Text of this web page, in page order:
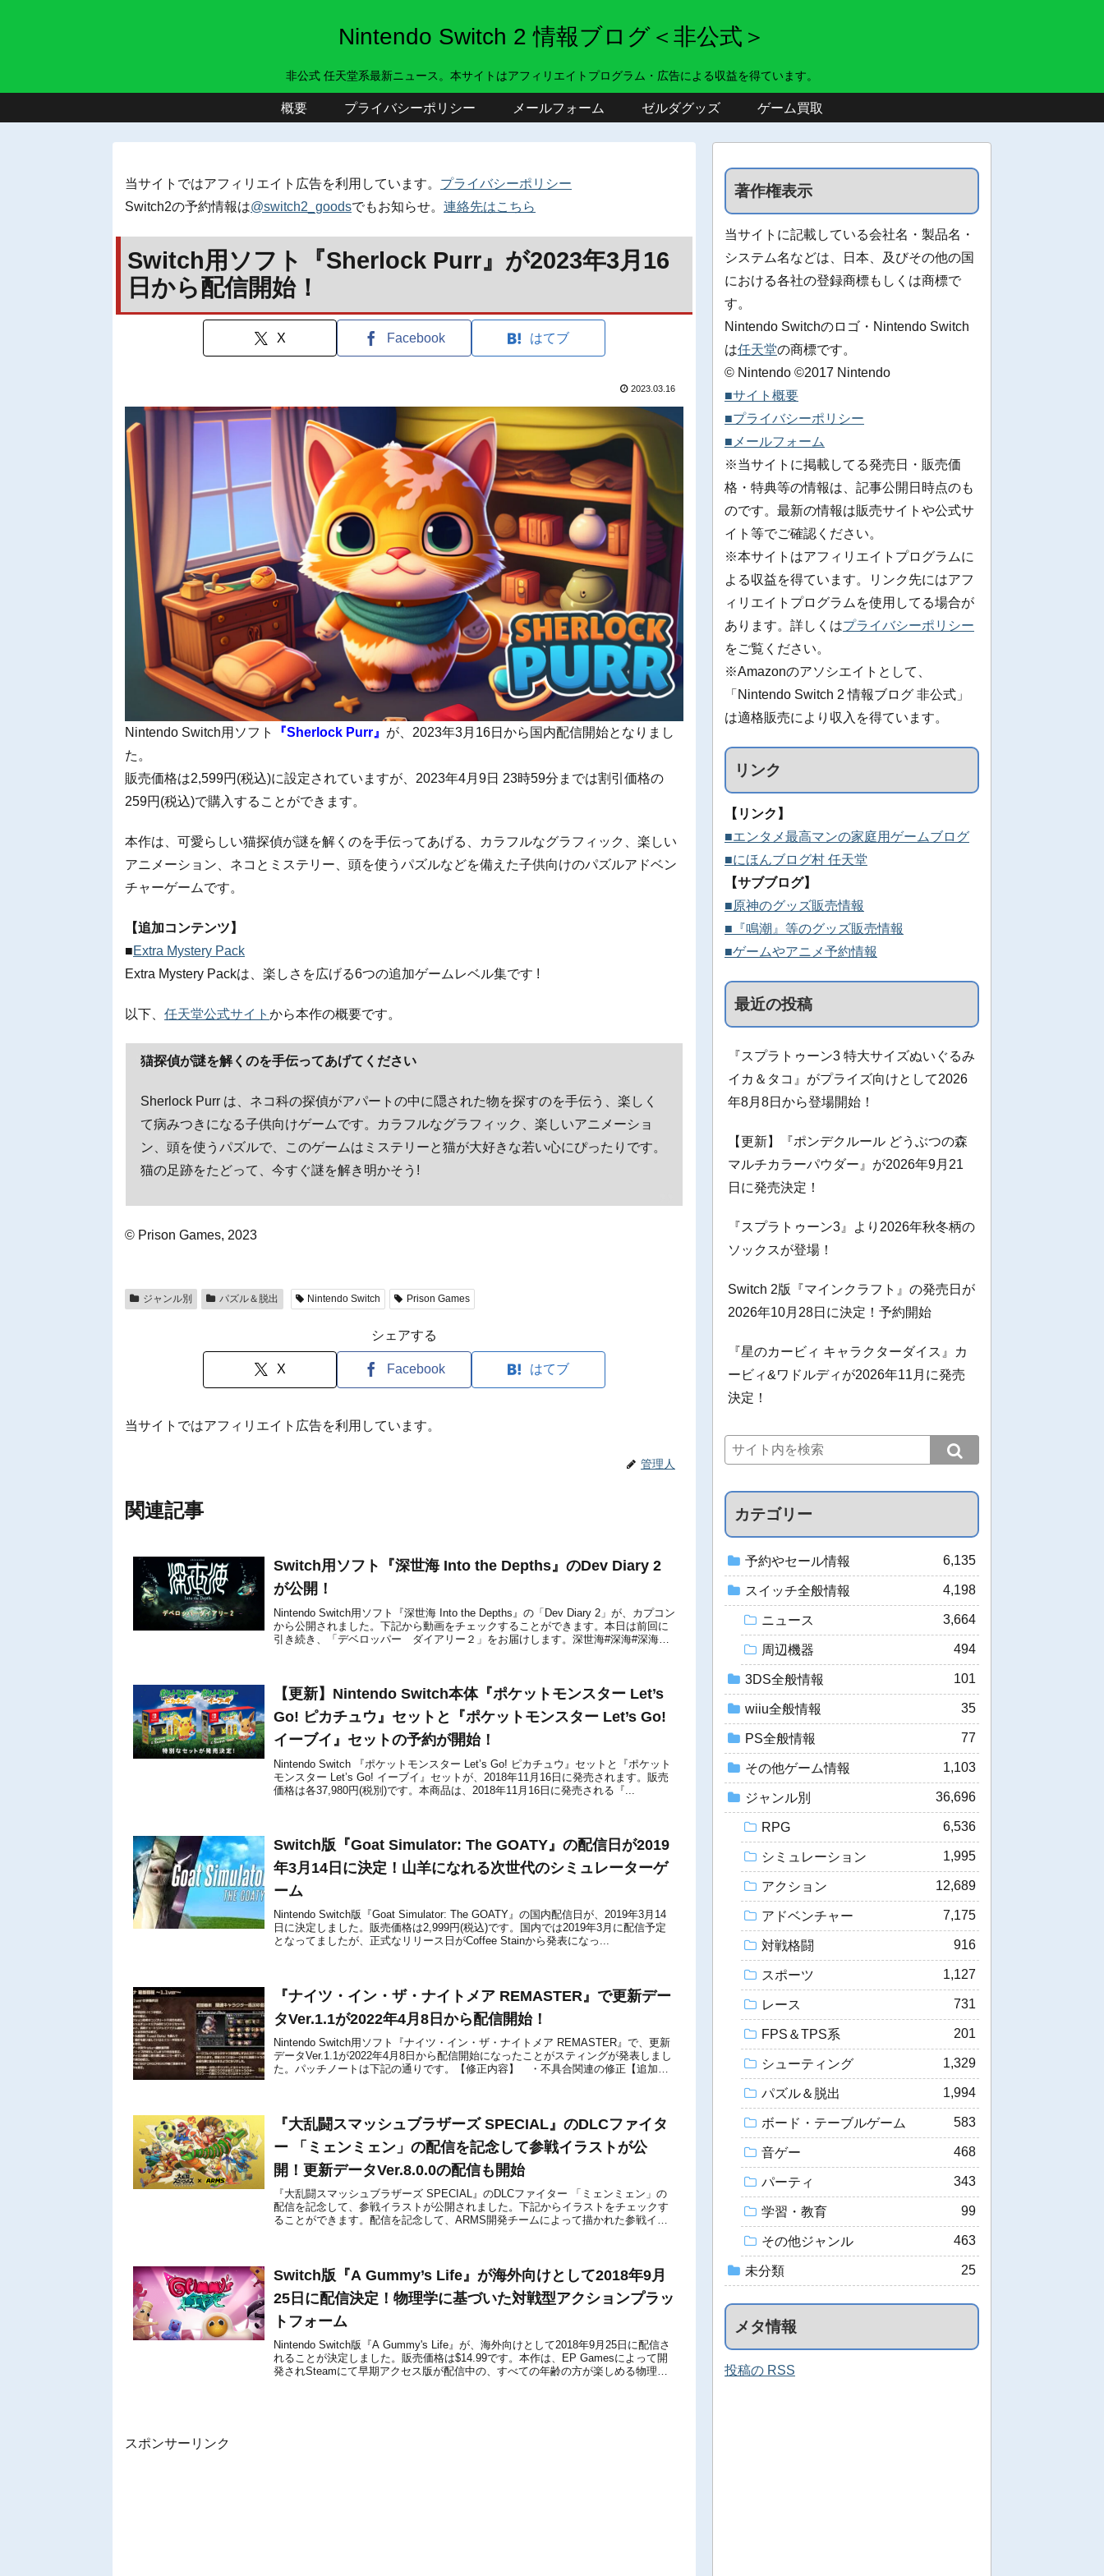
Nintendo Switch 2 情報ブログ＜非公式＞
非公式 任天堂系最新ニュース。本サイトはアフィリエイトプログラム・広告による収益を得ています。
概要 プライバシーポリシー メールフォーム ゼルダグッズ ゲーム買取
当サイトではアフィリエイト広告を利用しています。 プライバシーポリシー
Switch2の予約情報は@switch2_goodsでもお知らせ。 連絡先はこちら
Switch用ソフト『Sherlock Purr』が2023年3月16
日から配信開始！
X Facebook はてブ
2023.03.16
Nintendo Switch用ソフト 『Sherlock Purr』 が、2023年3月16日から国内配信開始となりまし
た。
販売価格は2,599円(税込)に設定されていますが、2023年4月9日 23時59分までは割引価格の
259円(税込)で購入することができます。
本作は、可愛らしい猫探偵が謎を解くのを手伝ってあげる、カラフルなグラフィック、楽しい
アニメーション、ネコとミステリー、頭を使うパズルなどを備えた子供向けのパズルアドベン
チャーゲームです。
【追加コンテンツ】
■Extra Mystery Pack
Extra Mystery Packは、楽しさを広げる6つの追加ゲームレベル集です !
以下、 任天堂公式サイト から本作の概要です。
猫探偵が謎を解くのを手伝ってあげてください
Sherlock Purr は、ネコ科の探偵がアパートの中に隠された物を探すのを手伝う、楽しく
て病みつきになる子供向けゲームです。カラフルなグラフィック、楽しいアニメーショ
ン、頭を使うパズルで、このゲームはミステリーと猫が大好きな若い心にぴったりです。
猫の足跡をたどって、今すぐ謎を解き明かそう!
© Prison Games, 2023
ジャンル別 パズル＆脱出 Nintendo Switch Prison Games
シェアする
X Facebook はてブ
当サイトではアフィリエイト広告を利用しています。
管理人
関連記事
Switch用ソフト『深世海 Into the Depths』のDev Diary 2
が公開！
Nintendo Switch用ソフト『深世海 Into the Depths』の「Dev Diary 2」が、カプコン
から公開されました。下記から動画をチェックすることができます。本日は前回に
引き続き、「デベロッパー ダイアリー２」をお届けします。深世海#深海#深海魚
【更新】Nintendo Switch本体『ポケットモンスター Let’s
Go! ピカチュウ』セットと『ポケットモンスター Let’s Go!
イーブイ』セットの予約が開始！
Nintendo Switch 『ポケットモンスター Let’s Go! ピカチュウ』セットと『ポケット
モンスター Let’s Go! イーブイ』セットが、2018年11月16日に発売されます。販売
価格は各37,980円(税別)です。本商品は、2018年11月16日に発売される『...
Switch版『Goat Simulator: The GOATY』の配信日が2019
年3月14日に決定！山羊になれる次世代のシミュレーターゲ
ーム
Nintendo Switch版『Goat Simulator: The GOATY』の国内配信日が、2019年3月14
日に決定しました。販売価格は2,999円(税込)です。国内では2019年3月に配信予定
となってましたが、正式なリリース日がCoffee Stainから発表になっ...
『ナイツ・イン・ザ・ナイトメア REMASTER』で更新デー
タVer.1.1が2022年4月8日から配信開始！
Nintendo Switch用ソフト『ナイツ・イン・ザ・ナイトメア REMASTER』で、更新
データVer.1.1が2022年4月8日から配信開始になったことがスティングが発表しまし
た。パッチノートは下記の通りです。【修正内容】 ・不具合関連の修正【追加要
『大乱闘スマッシュブラザーズ SPECIAL』のDLCファイタ
ー 「ミェンミェン」の配信を記念して参戦イラストが公
開！更新データVer.8.0.0の配信も開始
『大乱闘スマッシュブラザーズ SPECIAL』のDLCファイター 「ミェンミェン」の
配信を記念して、参戦イラストが公開されました。下記からイラストをチェックす
ることができます。配信を記念して、ARMS開発チームによって描かれた参戦イラ
Switch版『A Gummy’s Life』が海外向けとして2018年9月
25日に配信決定！物理学に基づいた対戦型アクションプラッ
トフォーム
Nintendo Switch版『A Gummy's Life』が、海外向けとして2018年9月25日に配信さ
れることが決定しました。販売価格は$14.99です。本作は、EP Gamesによって開
発されSteamにて早期アクセス版が配信中の、すべての年齢の方が楽しめる物理学
スポンサーリンク
著作権表示
当サイトに記載している会社名・製品名・
システム名などは、日本、及びその他の国
における各社の登録商標もしくは商標で
す。
Nintendo Switchのロゴ・Nintendo Switch
は任天堂の商標です。
© Nintendo ©2017 Nintendo
■サイト概要
■プライバシーポリシー
■メールフォーム
※当サイトに掲載してる発売日・販売価
格・特典等の情報は、記事公開日時点のも
のです。最新の情報は販売サイトや公式サ
イト等でご確認ください。
※本サイトはアフィリエイトプログラムに
よる収益を得ています。リンク先にはアフ
ィリエイトプログラムを使用してる場合が
あります。詳しくはプライバシーポリシー
をご覧ください。
※Amazonのアソシエイトとして、
「Nintendo Switch 2 情報ブログ 非公式」
は適格販売により収入を得ています。
リンク
【リンク】
■エンタメ最高マンの家庭用ゲームブログ
■にほんブログ村 任天堂
【サブブログ】
■原神のグッズ販売情報
■『鳴潮』等のグッズ販売情報
■ゲームやアニメ予約情報
最近の投稿
『スプラトゥーン3 特大サイズぬいぐるみ
イカ＆タコ』がプライズ向けとして2026
年8月8日から登場開始！
【更新】『ポンデクルール どうぶつの森
マルチカラーパウダー』が2026年9月21
日に発売決定！
『スプラトゥーン3』より2026年秋冬柄の
ソックスが登場！
Switch 2版『マインクラフト』の発売日が
2026年10月28日に決定！予約開始
『星のカービィ キャラクターダイス』カ
ービィ&ワドルディが2026年11月に発売
決定！
カテゴリー
予約やセール情報 6,135
スイッチ全般情報 4,198
ニュース 3,664
周辺機器 494
3DS全般情報 101
wiiu全般情報 35
PS全般情報 77
その他ゲーム情報 1,103
ジャンル別 36,696
RPG 6,536
シミュレーション 1,995
アクション 12,689
アドベンチャー 7,175
対戦格闘 916
スポーツ 1,127
レース 731
FPS＆TPS系 201
シューティング 1,329
パズル＆脱出 1,994
ボード・テーブルゲーム 583
音ゲー 468
パーティ 343
学習・教育 99
その他ジャンル 463
未分類 25
メタ情報
投稿の RSS